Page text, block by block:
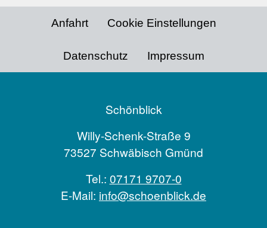
Anfahrt Cookie Einstellungen
Datenschutz Impressum
Schönblick
Willy-Schenk-Straße 9
73527 Schwäbisch Gmünd
Tel.: 07171 9707-0
E-Mail: info@schoenblick.de